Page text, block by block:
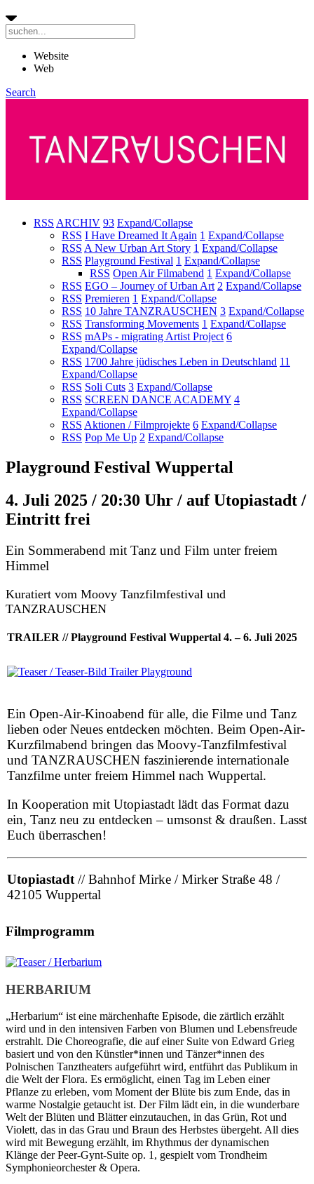
Website
Web
Search
RSS ARCHIV 93 Expand/Collapse
RSS I Have Dreamed It Again 1 Expand/Collapse
RSS A New Urban Art Story 1 Expand/Collapse
RSS Playground Festival 1 Expand/Collapse
RSS Open Air Filmabend 1 Expand/Collapse
RSS EGO – Journey of Urban Art 2 Expand/Collapse
RSS Premieren 1 Expand/Collapse
RSS 10 Jahre TANZRAUSCHEN 3 Expand/Collapse
RSS Transforming Movements 1 Expand/Collapse
RSS mAPs - migrating Artist Project 6
Expand/Collapse
RSS 1700 Jahre jüdisches Leben in Deutschland 11
Expand/Collapse
RSS Soli Cuts 3 Expand/Collapse
RSS SCREEN DANCE ACADEMY 4
Expand/Collapse
RSS Aktionen / Filmprojekte 6 Expand/Collapse
RSS Pop Me Up 2 Expand/Collapse
Playground Festival Wuppertal
4. Juli 2025 / 20:30 Uhr / auf Utopiastadt /
Eintritt frei
Ein Sommerabend mit Tanz und Film unter freiem
Himmel
Kuratiert vom Moovy Tanzfilmfestival und
TANZRAUSCHEN
TRAILER // Playground Festival Wuppertal 4. – 6. Juli 2025
Ein Open-Air-Kinoabend für alle, die Filme und Tanz
lieben oder Neues entdecken möchten. Beim Open-Air-
Kurzfilmabend bringen das Moovy-Tanzfilmfestival
und TANZRAUSCHEN faszinierende internationale
Tanzfilme unter freiem Himmel nach Wuppertal.
In Kooperation mit Utopiastadt lädt das Format dazu
ein, Tanz neu zu entdecken – umsonst & draußen. Lasst
Euch überraschen!
Utopiastadt // Bahnhof Mirke / Mirker Straße 48 /
42105 Wuppertal
Filmprogramm
HERBARIUM
„Herbarium“ ist eine märchenhafte Episode, die zärtlich erzählt
wird und in den intensiven Farben von Blumen und Lebensfreude
erstrahlt. Die Cho­reografie, die auf einer Suite von Ed­ward Grieg
basiert und von den Künstler*innen und Tänzer*innen des
Polnischen Tanztheaters aufgeführt wird, entführt das Publikum in
die Welt der Flora. Es ermöglicht, einen Tag im Leben einer
Pflanze zu erleben, vom Moment der Blüte bis zum Ende, das in
warme Nostalgie getaucht ist. Der Film lädt ein, in die wunderbare
Welt der Blüten und Blätter einzutauchen, in das Grün, Rot und
Violett, das in das Grau und Braun des Herbstes übergeht. All dies
wird mit Bewegung erzählt, im Rhythmus der dynamischen
Klänge der Peer-Gynt-Suite op. 1, gespielt vom Trondheim
Symphonieorchester & Opera.